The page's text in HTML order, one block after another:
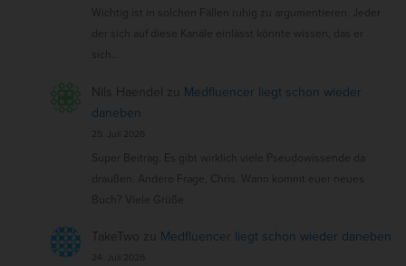
Wichtig ist in solchen Fällen ruhig zu argumentieren. Jeder
der sich auf diese Kanäle einlässt könnte wissen, das er
Nils Haendel zu Medfluencer liegt schon wieder
daneben
25. Juli 2026
Super Beitrag. Es gibt wirklich viele Pseudowissende da
draußen. Andere Frage, Chris. Wann kommt euer neues
Buch? Viele Grüße
TakeTwo zu Medfluencer liegt schon wieder daneben
24. Juli 2026